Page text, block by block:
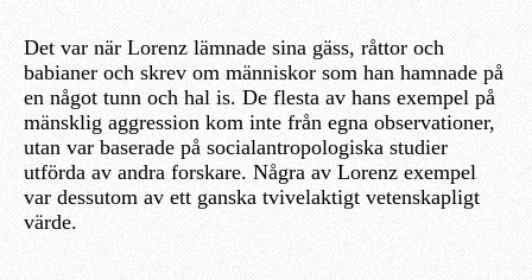
Det var när Lorenz lämnade sina gäss, råttor och
babianer och skrev om människor som han hamnade på
en något tunn och hal is. De flesta av hans exempel på
mänsklig aggression kom inte från egna observationer,
utan var baserade på socialantropologiska studier
utförda av andra forskare. Några av Lorenz exempel
var dessutom av ett ganska tvivelaktigt vetenskapligt
värde.